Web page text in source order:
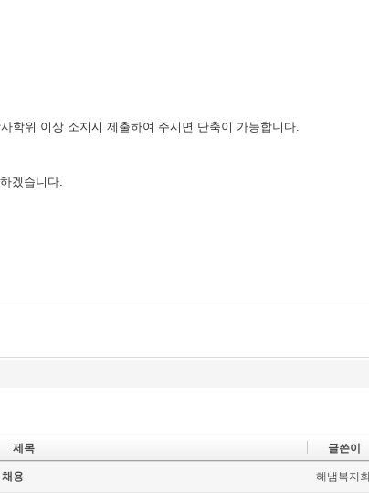
학사학위 이상 소지시 제출하여 주시면 단축이 가능합니다.
겠습니다.
제목 글쓴이
용 해냄복지회